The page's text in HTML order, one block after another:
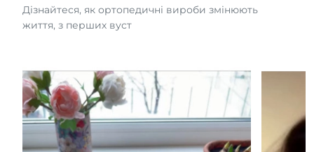
Дізнайтеся, як ортопедичні вироби змінюють
життя, з перших вуст